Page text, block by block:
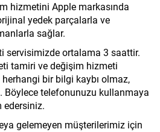
hizmetini Apple markasında
yedek parçalarla ve
sağlar.
servisimizde ortalama 3 saattir.
tamiri ve değişim hizmeti
bir bilgi kaybı olmaz,
Böylece telefonunuzu kullanmaya
edersiniz.
gelemeyen müşterilerimiz için